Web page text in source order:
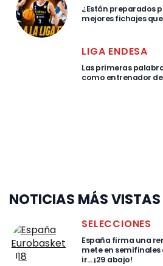
¿Están preparados
mejores fichajes que
LIGA ENDESA
Las primeras
como entrenador
NOTICIAS MÁS VISTAS
SELECCIONES
España firma una
mete en semifinales
ir… ¡29 abajo!